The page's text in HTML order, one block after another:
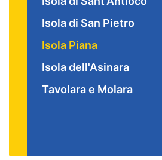
Isola di San Pietro
Isola Piana
Isola dell'Asinara
Tavolara e Molara